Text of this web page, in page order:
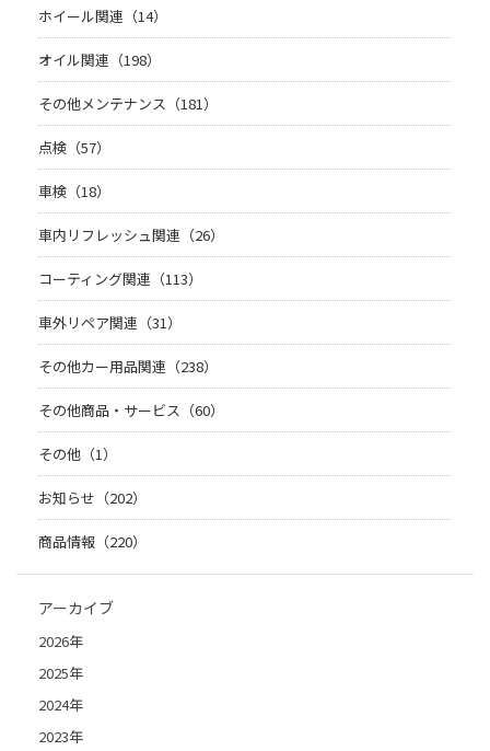
ホイール関連（14）
オイル関連（198）
その他メンテナンス（181）
点検（57）
車検（18）
車内リフレッシュ関連（26）
コーティング関連（113）
車外リペア関連（31）
その他カー用品関連（238）
その他商品・サービス（60）
その他（1）
お知らせ（202）
商品情報（220）
アーカイブ
2026年
2025年
2024年
2023年